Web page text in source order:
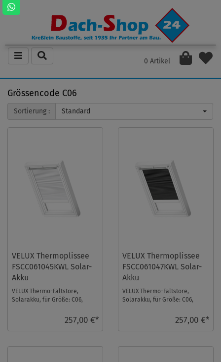
0 Artikel
Grössencode C06
Sortierung : Standard
VELUX Thermoplissee
FSCC061045KWL Solar-
Akku
VELUX Thermo-Faltstore,
Solarakku, für Größe: C06,
257,00 €*
VELUX Thermoplissee
FSCC061047KWL Solar-
Akku
VELUX Thermo-Faltstore,
Solarakku, für Größe: C06,
257,00 €*